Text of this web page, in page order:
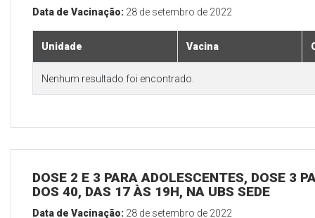
Data de Vacinação: 28 de setembro de 2022
Unidade Vacina
Nenhum resultado foi encontrado.
DOSE 2 E 3 PARA ADOLESCENTES, DOSE 3
DOS 40, DAS 17 ÀS 19H, NA UBS SEDE
Data de Vacinação: 28 de setembro de 2022